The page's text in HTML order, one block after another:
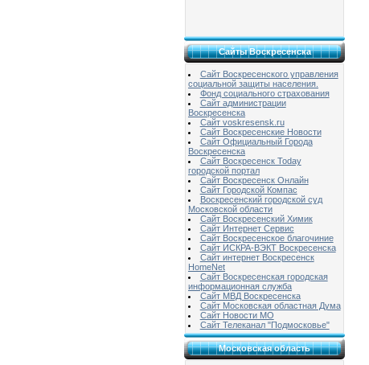
Сайты Воскресенска
Сайт Воскресенского управления
социальной защиты населения.
Фонд социального страхования
Сайт администрации
Воскресенска
Сайт voskresensk.ru
Сайт Воскресенские Новости
Сайт Официальный Города
Воскресенска
Сайт Воскресенск Today
городской портал
Сайт Воскресенск Онлайн
Сайт Городской Компас
Воскресенский городской суд
Московской области
Сайт Воскресенский Химик
Сайт Интернет Сервис
Сайт Воскресенское благочиние
Сайт ИСКРА-ВЭКТ Воскресенска
Сайт интернет Воскресенск
HomeNet
Сайт Воскресенская городская
информационная служба
Сайт МВД Воскресенска
Сайт Московская областная Дума
Сайт Новости МО
Сайт Телеканал "Подмосковье"
Московская область